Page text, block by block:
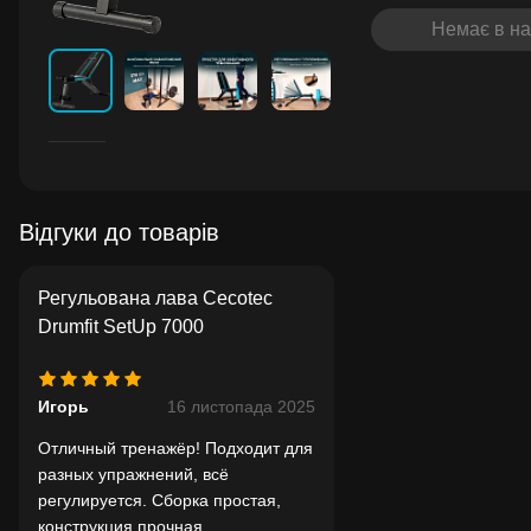
Немає в
Відгуки до товарів
Регульована лава Cecotec
Drumfit SetUp 7000
Игорь 16 листопада 2025
Отличный тренажёр! Подходит для
разных упражнений, всё
регулируется. Сборка простая,
конструкция прочная.